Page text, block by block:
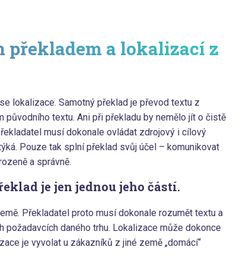
překladem a lokalizací z
lokalizace. Samotný překlad je převod textu z
původního textu. Ani při překladu by nemělo jít o čistě
musí dokonale ovládat zdrojový i cílový
Pouze tak splní překlad svůj účel – komunikovat
a správně.
je jen jednou jeho částí.
Překladatel proto musí dokonale rozumět textu a
daného trhu. Lokalizace může dokonce
je vyvolat u zákazníků z jiné země „domácí“